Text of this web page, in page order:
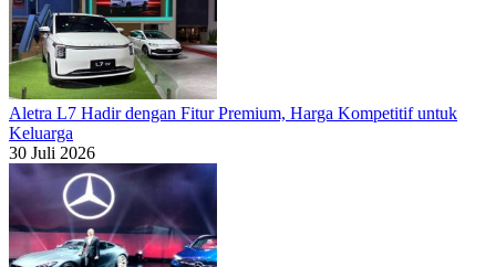
Aletra L7 Hadir dengan Fitur Premium, Harga Kompetitif untuk
Keluarga
30 Juli 2026